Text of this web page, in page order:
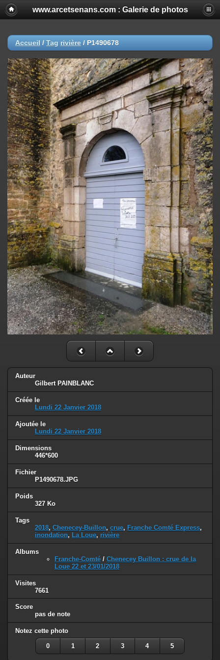
www.arcetsenans.com : Galerie de photos
Accueil / Tag rivière / P1490678
Auteur
Gilbert PAINBLANC
Créée le
Lundi 22 Janvier 2018
Ajoutée le
Lundi 22 Janvier 2018
Dimensions
446*600
Fichier
P1490678.JPG
Poids
327 Ko
Tags
2018, Chenecey-Buillon, crue, Franche Comté Express,
inondation, La Loue, rivière
Albums
Franche-Comté / Chenecey Buillon : crue de la
Loue 22 et 23/01/2018
Visites
7661
Score
pas de note
Notez cette photo
0 1 2 3 4 5